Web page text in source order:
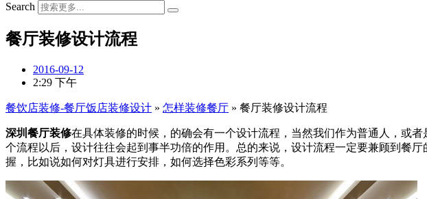
Search
餐厅装修设计流程
2016-09-12
2:29 下午
餐饮店装修-餐厅饭店装修设计 » 怎样装修餐厅 » 餐厅装修设计流程
深圳餐厅装修在具体装修的时候，的确会有一个设计流程，当然我们作为普通人，或
个流程以后，设计往往会起到事半功倍的作用。总的来说，设计流程一定要兼顾到餐
握，比如说如何对灯具进行安排，如何选择色彩系列等等。